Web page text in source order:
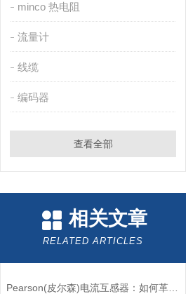
minco 热电阻
流量计
线缆
编码器
查看全部
相关文章
RELATED ARTICLES
Pearson(皮尔森)电流互感器：如何革新电力监控？